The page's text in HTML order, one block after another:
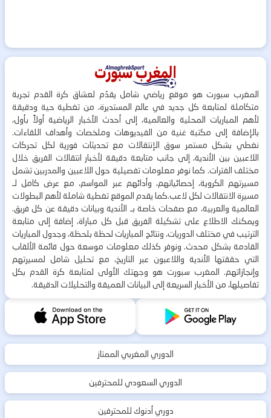
المغرب سبورت هو موقع رياضي شامل يقدّم لعشاق كرة القدم تجربة
متكاملة لمتابعة كل جديد في عالم المستديرة، من تغطية حية ودقيقة
لأهم المباريات المحلية والعالمية، إلى أحدث الأخبار الرياضية أولاً بأول،
بالإضافة إلى مكتبة غنية من الفيديوهات وملخصات وأهداف اللقاءات.
نغطي بشكل مستمر سوق الإنتقالات مع تحديثات فورية لكل تحركات
اللاعبين بين الأندية، إلى جانب متابعة دقيقة لأخبار انتقالات الفريق خلال
مختلف الفترات. كما نوفر معلومات تفصيلية حول اللاعبين والمدربين تشمل
مسيرتهم الكروية، إحصائياتهم، وأدائهم عبر المواسم، مع عرض كامل لـ
مسيرة الانتقالات لكل لاعب.كما يقدم الموقع تغطية شاملة لأهم البطولات
العالمية والعربية، مع صفحات خاصة بـ الأندية وبيانات دقيقة عن كل فريق.
ويمكنك الاطلاع على تشكيلة الفريق قبل كل مباراة، إضافة إلى متابعة
الترتيب في مختلف الدوريات، ونتائج المباريات لحظة بلحظة، وجدول المباريات
القادمة بشكل محدث. ونوفر كذلك معلومات موسعة حول قائمة الألقاب
التي حققتها الأندية واللاعبون عبر التاريخ، مع تحليل شامل لمسيرتهم
وإنجازاتهم. المغرب سبورت هو وجهتك الأولى لمتابعة كرة القدم بكل
تفاصيلها، من الأخبار السريعة إلى البيانات العميقة والتحليلات الدقيقة.
الدوري المغربي الممتاز
الدوري السعودي للمحترفين
دوري أدنوك للمحترفين